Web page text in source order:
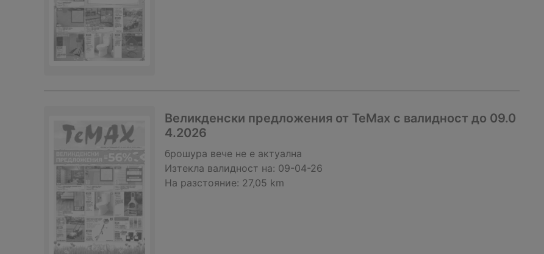
Великденски предложения от TeMax с валидност до 09.0
4.2026
брошура вече не е актуална
Изтекла валидност на: 09-04-26
На разстояние: 27,05 km